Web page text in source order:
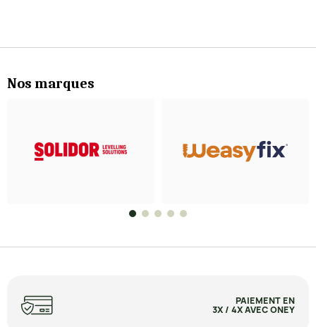
Nos marques
PAIEMENT EN
3X / 4X AVEC ONEY